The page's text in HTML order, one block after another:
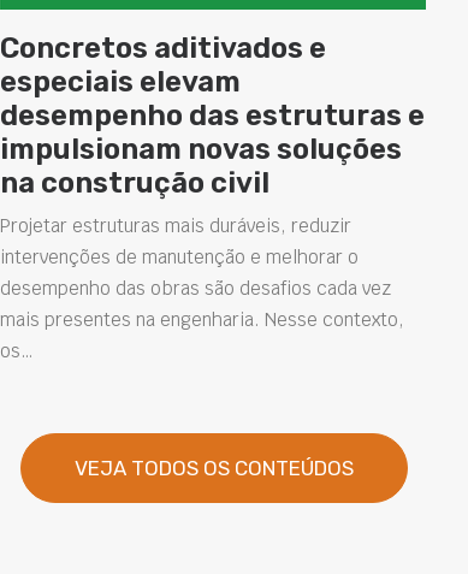
Concretos aditivados e
especiais elevam
desempenho das estruturas e
impulsionam novas soluções
na construção civil
Projetar estruturas mais duráveis, reduzir
intervenções de manutenção e melhorar o
desempenho das obras são desafios cada vez
mais presentes na engenharia. Nesse contexto,
os…
VEJA TODOS OS CONTEÚDOS